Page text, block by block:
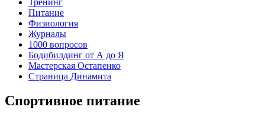
Питание
Физиология
Журналы
1000 вопросов
Бодибилдинг от А до Я
Мастерская Остапенко
Страница Динамита
Спортивное питание